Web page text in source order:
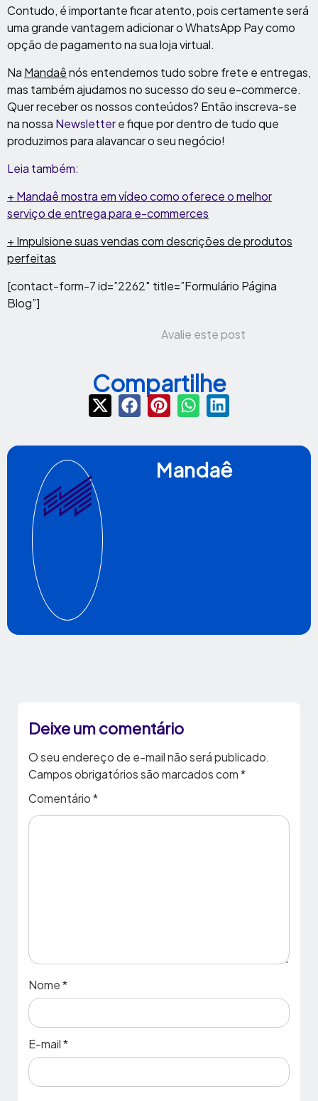
Contudo, é importante ficar atento, pois certamente será
uma grande vantagem adicionar o WhatsApp Pay como
opção de pagamento na sua loja virtual.
Na Mandaênós entendemos tudo sobre frete e entregas,
mas também ajudamos no sucesso do seu e-commerce.
Quer receber os nossos conteúdos? Então inscreva-se
na nossa Newslettere fique por dentro de tudo que
produzimos para alavancar o seu negócio!
Leia também:
+ Mandaê mostra em vídeo como oferece o melhor
serviço de entrega para e-commerces
+ Impulsione suas vendas com descrições de produtos
perfeitas
[contact-form-7 id=”2262″ title=”Formulário Página
Blog”]
Avalie este post
Compartilhe
Mandaê
Deixe um comentário
O seu endereço de e-mail não será publicado.
Campos obrigatórios são marcados com*
Comentário*
Nome*
E-mail*